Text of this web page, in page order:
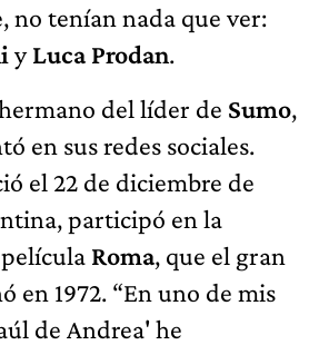
no tenían nada que ver:
yLuca Prodan.
del líder de Sumo,
en sus redes sociales.
el 22 de diciembre de
participó en la
Roma, que el gran
en 1972. “En uno de mis
de Andrea' he